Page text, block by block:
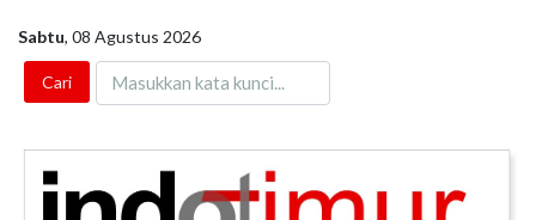
Sabtu, 08 Agustus 2026